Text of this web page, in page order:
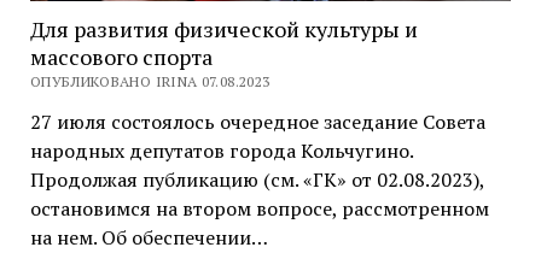
Для развития физической культуры и
массового спорта
ОПУБЛИКОВАНО IRINA 07.08.2023
27 июля состоялось очередное заседание Совета
народных депутатов города Кольчугино.
Продолжая публикацию (см. «ГК» от 02.08.2023),
остановимся на втором вопросе, рассмотренном
на нем. Об обеспечении…